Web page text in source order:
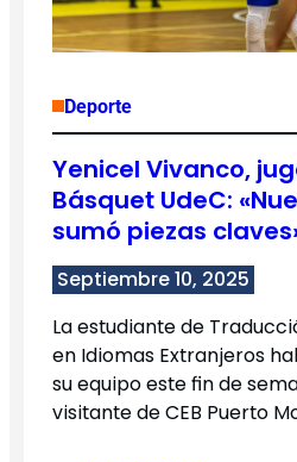
Deporte
Yenicel Vivanco,
Básquet UdeC:
sumó piezas
Septiembre 10, 2025
La estudiante de
en Idiomas Extranjeros
su equipo este fin de
visitante de CEB Puerto